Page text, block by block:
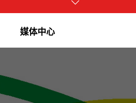
媒体中心